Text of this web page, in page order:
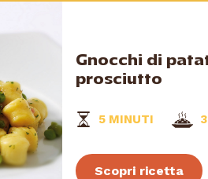
Gnocchi di
prosciutto
5 MINUTI
Scopri ricetta